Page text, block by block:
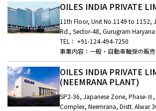
OILES INDIA PRIVATE
11th Floor, Unit No.1149 to 1152,
Rd., Sector-48, Gurugram
TEL： +91-124-494-7250
事業内容：一般・自動車軸受の販売
OILES INDIA PRIVATE
(NEEMRANA PLANT)
SP2-36, Japanese Zone, Phase-Ⅲ,
Complex, Neemrana, Distt. Alwar